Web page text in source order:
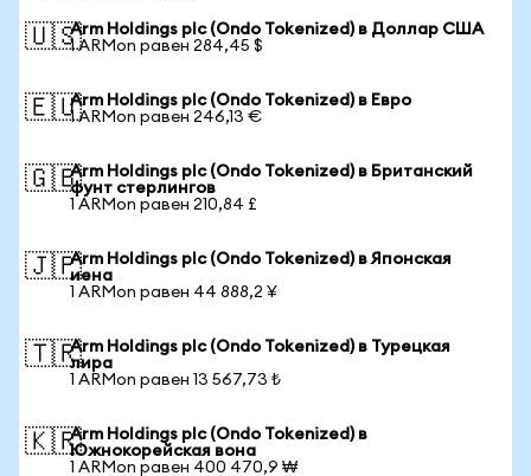
🇺🇸Arm Holdings plc (Ondo Tokenized) в Доллар США
1 ARMon равен 284,45 $
🇪🇺Arm Holdings plc (Ondo Tokenized) в Евро
1 ARMon равен 246,13 €
🇬🇧Arm Holdings plc (Ondo Tokenized) в Британский
фунт стерлингов
1 ARMon равен 210,84 £
🇯🇵Arm Holdings plc (Ondo Tokenized) в Японская
иена
1 ARMon равен 44 888,2 ¥
🇹🇷Arm Holdings plc (Ondo Tokenized) в Турецкая
лира
1 ARMon равен 13 567,73 ₺
🇰🇷Arm Holdings plc (Ondo Tokenized) в
Южнокорейская вона
1 ARMon равен 400 470,9 ₩